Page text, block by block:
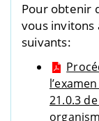
Pour obtenir
vous invitons
suivants:
21.0.3